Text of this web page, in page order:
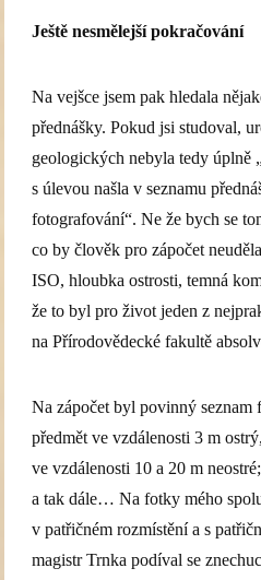
Ještě nesmělejší pokračování
Na vejšce jsem pak hledala
přednášky. Pokud jsi studoval,
geologických nebyla tedy úplně
s úlevou našla v seznamu
fotografování“. Ne že bych se
co by člověk pro zápočet
ISO, hloubka ostrosti, temná
že to byl pro život jeden z
na Přírodovědecké fakultě
Na zápočet byl povinný
předmět ve vzdálenosti 3 m
ve vzdálenosti 10 a 20 m
a tak dále… Na fotky mého
v patřičném rozmístění a s
magistr Trnka podíval se